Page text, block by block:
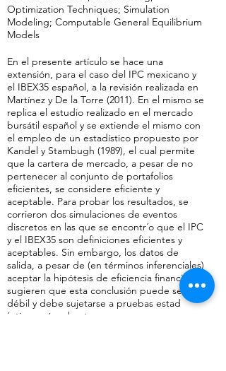
Optimization Techniques; Simulation
Modeling; Computable General Equilibrium
Models
En el presente artículo se hace una
extensión, para el caso del IPC mexicano y
el IBEX35 español, a la revisión realizada en
Martínez y De la Torre (2011). En el mismo se
replica el estudio realizado en el mercado
bursátil español y se extiende el mismo con
el empleo de un estadístico propuesto por
Kandel y Stambugh (1989), el cual permite
que la cartera de mercado, a pesar de no
pertenecer al conjunto de portafolios
eficientes, se considere eficiente y
aceptable. Para probar los resultados, se
corrieron dos simulaciones de eventos
discretos en las que se encontr´o que el IPC
y el IBEX35 son definiciones eficientes y
aceptables. Sin embargo, los datos de
salida, a pesar de (en términos inferenciales)
aceptar la hipótesis de eficiencia financiera,
sugieren que esta conclusión puede ser
débil y debe sujetarse a pruebas estad
´ısticas más robustas.